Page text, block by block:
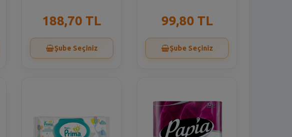
188,70 TL
Şube Seçiniz
99,80 TL
Şube Seçiniz